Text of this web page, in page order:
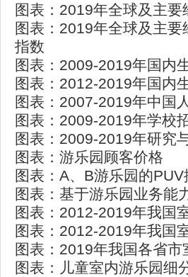
图表：2019年全球及主
图表：2019年全球及主
指数
图表：2009-2019年国内
图表：2012-2019年国内
图表：2007-2019年中国
图表：2009-2019年学校
图表：2009-2019年研究
图表：游乐园顾客价格
图表：A、B游乐园的PUV
图表：基于游乐园业务能
图表：2012-2019年我国
图表：2012-2019年我国
图表：2019年我国各省
图表：儿童室内游乐园细